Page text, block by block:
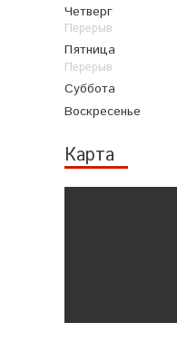
Четверг
Пятница
Суббота
Воскресенье
Карта